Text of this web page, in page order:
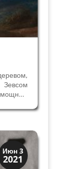
стали
Июн 3
2021